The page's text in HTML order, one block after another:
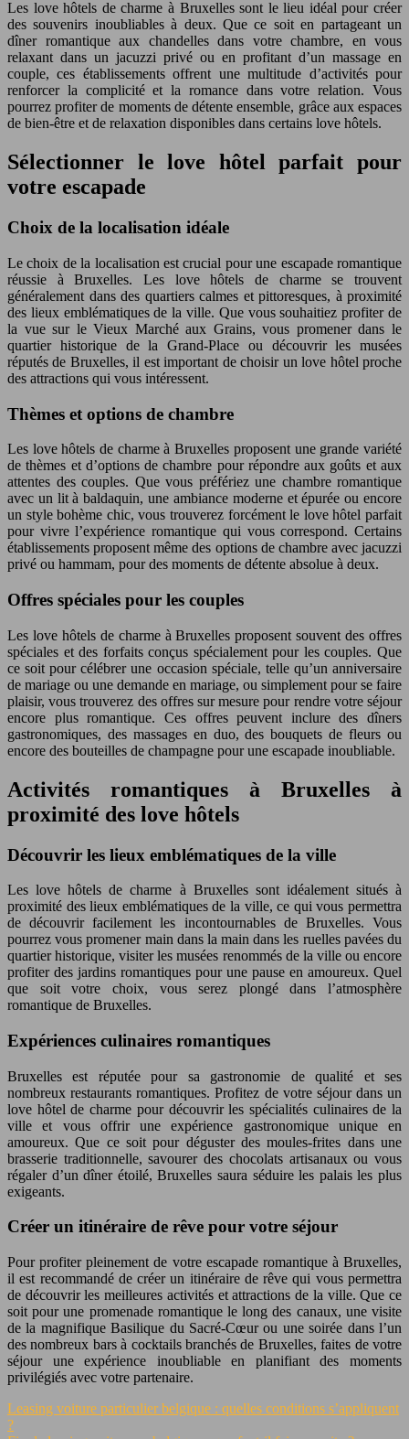
Les love hôtels de charme à Bruxelles sont le lieu idéal pour créer
des souvenirs inoubliables à deux. Que ce soit en partageant un
dîner romantique aux chandelles dans votre chambre, en vous
relaxant dans un jacuzzi privé ou en profitant d’un massage en
couple, ces établissements offrent une multitude d’activités pour
renforcer la complicité et la romance dans votre relation. Vous
pourrez profiter de moments de détente ensemble, grâce aux espaces
de bien-être et de relaxation disponibles dans certains love hôtels.
Sélectionner le love hôtel parfait pour
votre escapade
Choix de la localisation idéale
Le choix de la localisation est crucial pour une escapade romantique
réussie à Bruxelles. Les love hôtels de charme se trouvent
généralement dans des quartiers calmes et pittoresques, à proximité
des lieux emblématiques de la ville. Que vous souhaitiez profiter de
la vue sur le Vieux Marché aux Grains, vous promener dans le
quartier historique de la Grand-Place ou découvrir les musées
réputés de Bruxelles, il est important de choisir un love hôtel proche
des attractions qui vous intéressent.
Thèmes et options de chambre
Les love hôtels de charme à Bruxelles proposent une grande variété
de thèmes et d’options de chambre pour répondre aux goûts et aux
attentes des couples. Que vous préfériez une chambre romantique
avec un lit à baldaquin, une ambiance moderne et épurée ou encore
un style bohème chic, vous trouverez forcément le love hôtel parfait
pour vivre l’expérience romantique qui vous correspond. Certains
établissements proposent même des options de chambre avec jacuzzi
privé ou hammam, pour des moments de détente absolue à deux.
Offres spéciales pour les couples
Les love hôtels de charme à Bruxelles proposent souvent des offres
spéciales et des forfaits conçus spécialement pour les couples. Que
ce soit pour célébrer une occasion spéciale, telle qu’un anniversaire
de mariage ou une demande en mariage, ou simplement pour se faire
plaisir, vous trouverez des offres sur mesure pour rendre votre séjour
encore plus romantique. Ces offres peuvent inclure des dîners
gastronomiques, des massages en duo, des bouquets de fleurs ou
encore des bouteilles de champagne pour une escapade inoubliable.
Activités romantiques à Bruxelles à
proximité des love hôtels
Découvrir les lieux emblématiques de la ville
Les love hôtels de charme à Bruxelles sont idéalement situés à
proximité des lieux emblématiques de la ville, ce qui vous permettra
de découvrir facilement les incontournables de Bruxelles. Vous
pourrez vous promener main dans la main dans les ruelles pavées du
quartier historique, visiter les musées renommés de la ville ou encore
profiter des jardins romantiques pour une pause en amoureux. Quel
que soit votre choix, vous serez plongé dans l’atmosphère
romantique de Bruxelles.
Expériences culinaires romantiques
Bruxelles est réputée pour sa gastronomie de qualité et ses
nombreux restaurants romantiques. Profitez de votre séjour dans un
love hôtel de charme pour découvrir les spécialités culinaires de la
ville et vous offrir une expérience gastronomique unique en
amoureux. Que ce soit pour déguster des moules-frites dans une
brasserie traditionnelle, savourer des chocolats artisanaux ou vous
régaler d’un dîner étoilé, Bruxelles saura séduire les palais les plus
exigeants.
Créer un itinéraire de rêve pour votre séjour
Pour profiter pleinement de votre escapade romantique à Bruxelles,
il est recommandé de créer un itinéraire de rêve qui vous permettra
de découvrir les meilleures activités et attractions de la ville. Que ce
soit pour une promenade romantique le long des canaux, une visite
de la magnifique Basilique du Sacré-Cœur ou une soirée dans l’un
des nombreux bars à cocktails branchés de Bruxelles, faites de votre
séjour une expérience inoubliable en planifiant des moments
privilégiés avec votre partenaire.
Leasing voiture particulier belgique : quelles conditions s’appliquent
?